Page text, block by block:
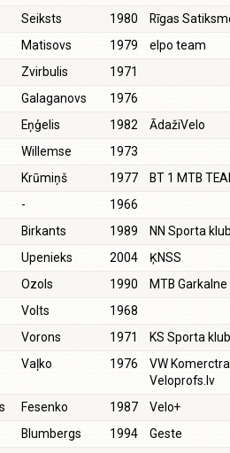
Seiksts 1980
Rīgas
Matisovs 1979
elpo team
Zvirbulis
1971
Galaganovs
1976
Eņģelis 1982
ĀdažiVelo
Willemse
1973
Krūmiņš 1977
BT 1 MTB
-
1966
Birkants 1989
NN Sporta
Upenieks 2004
ĶNSS
Ozols 1990
MTB Garkalne
Volts
1968
Vorons 1971
KS Sporta
Vaļko 1976
VW
Veloprofs.lv
Fesenko 1987
Velo+
Blumbergs 1994
Geste